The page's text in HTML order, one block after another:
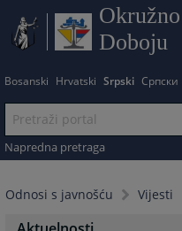
Doboju
Bosanski Hrvatski Srpski Српски
Napredna pretraga
Odnosi s javnošću Vijesti